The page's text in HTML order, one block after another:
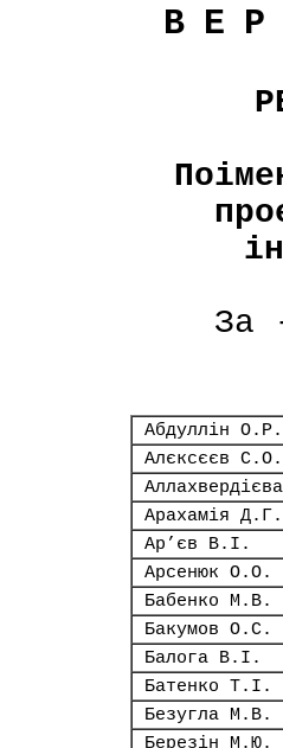
За
Абдуллін О.Р.
Алєксєєв С.О.
Арахамія Д.Г.
Ар’єв В.І.
Арсенюк О.О.
Бабенко М.В.
Бакумов О.С.
Балога В.І.
Батенко Т.І.
Безугла М.В.
Березін М.Ю.